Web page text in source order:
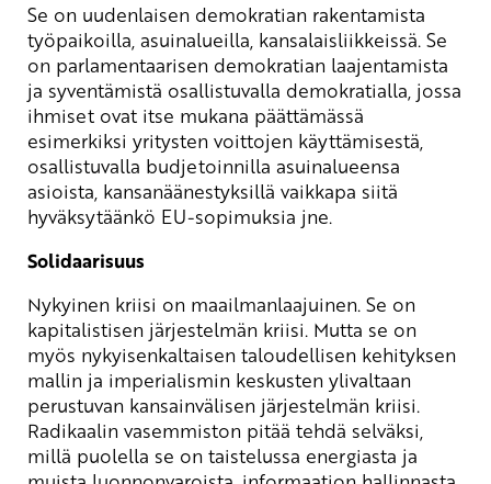
Se on uudenlaisen demokratian rakentamista
työpaikoilla, asuinalueilla, kansalaisliikkeissä. Se
on parlamentaarisen demokratian laajentamista
ja syventämistä osallistuvalla demokratialla, jossa
ihmiset ovat itse mukana päättämässä
esimerkiksi yritysten voittojen käyttämisestä,
osallistuvalla budjetoinnilla asuinalueensa
asioista, kansanäänestyksillä vaikkapa siitä
hyväksytäänkö EU-sopimuksia jne.
Solidaarisuus
Nykyinen kriisi on maailmanlaajuinen. Se on
kapitalistisen järjestelmän kriisi. Mutta se on
myös nykyisenkaltaisen taloudellisen kehityksen
mallin ja imperialismin keskusten ylivaltaan
perustuvan kansainvälisen järjestelmän kriisi.
Radikaalin vasemmiston pitää tehdä selväksi,
millä puolella se on taistelussa energiasta ja